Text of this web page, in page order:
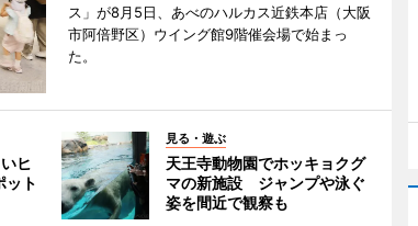
ス」が8月5日、あべのハルカス近鉄本店（大阪
市阿倍野区）ウイング館9階催会場で始まっ
た。
ヒ
ト
見る・遊ぶ
天王寺動物園でホッキョクグ
マの新施設 ジャンプや泳ぐ
姿を間近で観察も